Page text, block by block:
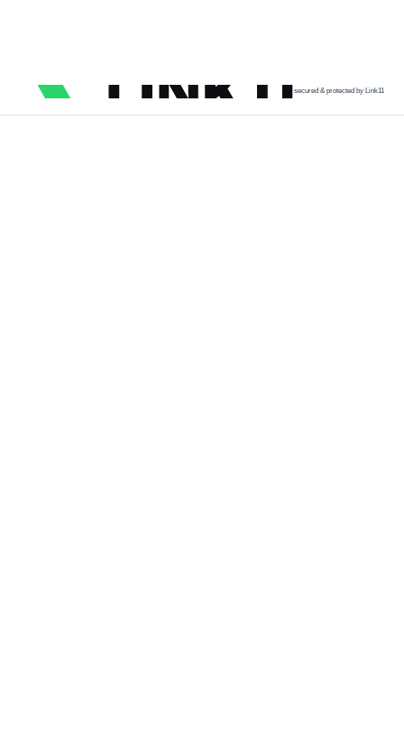
secured & protected by Link11